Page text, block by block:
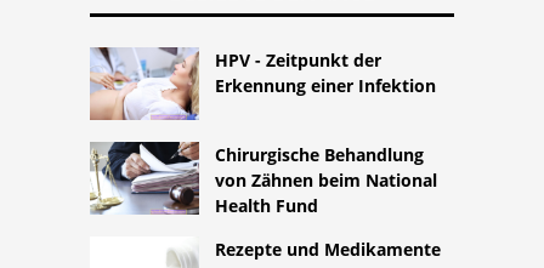
HPV - Zeitpunkt der
Erkennung einer Infektion
Chirurgische Behandlung
von Zähnen beim National
Health Fund
Rezepte und Medikamente